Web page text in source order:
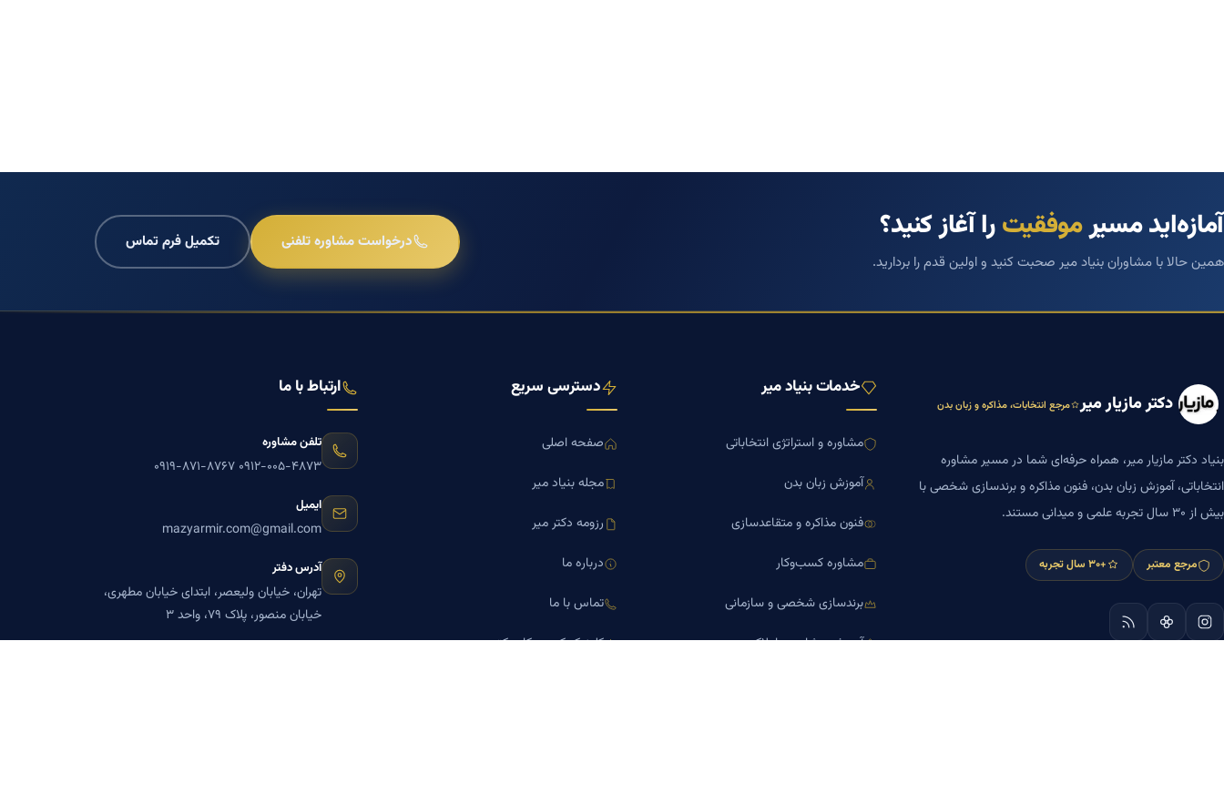
آمازه‌اید مسیرموفقیترا آغاز کنید؟
همین حالا با مشاوران بنیاد میر صحبت کنید و اولین قدم را بردارید.
درخواست مشاوره تلفنی تکمیل فرم تماس
دکتر مازیار میر مرجع انتخابات، مذاکره و زبان بدن
بنیاد دکتر مازیار میر، همراه حرفه‌ای شما در مسیر مشاوره
انتخاباتی، آموزش زبان بدن، فنون مذاکره و برندسازی شخصی با
بیش از ۳۰ سال تجربه علمی و میدانی مستند.
مرجع معتبر +۳۰ سال تجربه
خدمات بنیاد میر
مشاوره و استراتژی انتخاباتی
آموزش زبان بدن
فنون مذاکره و متقاعدسازی
مشاوره کسب‌وکار
برندسازی شخصی و سازمانی
آموزش مشاورین املاک
دسترسی سریع
صفحه اصلی
مجله بنیاد میر
رزومه دکتر میر
درباره ما
تماس با ما
کلینیک کسب‌وکار دکتر میر
ارتباط با ما
تلفن مشاوره
۰۹۱۲-۰۰۵-۴۸۷۳ ۰۹۱۹-۸۷۱-۸۷۶۷
ایمیل
mazyarmir.com@gmail.com
آدرس دفتر
تهران، خیابان ولیعصر، ابتدای خیابان مطهری،
خیابان منصور، پلاک ۷۹، واحد ۳